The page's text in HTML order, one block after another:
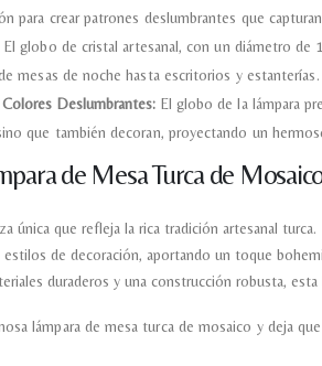
para crear patrones deslumbrantes que
globo de cristal artesanal, con un diámetro de
mesas de noche hasta escritorios y
Colores Deslumbrantes: El globo de la lámpara
que también decoran, proyectando un
de Mesa Turca de
única que refleja la rica tradición artesanal turca.
estilos de decoración, aportando un toque
duraderos y una construcción robusta, esta
lámpara de mesa turca de mosaico y deja